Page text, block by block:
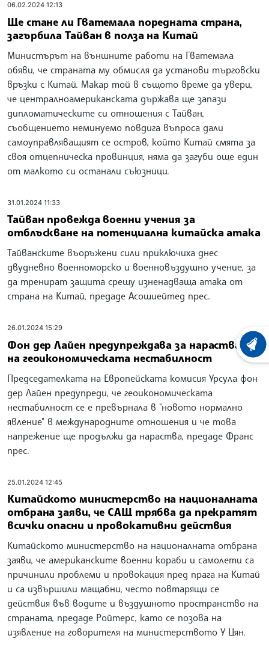
06.02.2024 12:13
Ще стане ли Гватемала поредната страна,
загърбила Тайван в полза на Китай
Министърът на външните работи на Гватемала
обяви, че страната му обмисля да установи търговски
връзки с Китай. Макар той в същото време да увери,
че централноамериканската държава ще запази
дипломатическите си отношения с Тайван,
съобщението неминуемо повдига въпроса дали
самоуправляващият се остров, който Китай смята за
своя отцепническа провинция, няма да загуби още един
от малкото си останали съюзници.
31.01.2024 11:33
Тайван провежда военни учения за
отблъскване на потенциална китайска атака
Тайванските въоръжени сили приключиха днес
двудневно военноморско и военновъздушно учение, за
да тренират защита срещу изненадваща атака от
страна на Китай, предаде Асошиейтед прес.
26.01.2024 15:29
Фон дер Лайен предупреждава за нарастване
на геоикономическата нестабилност
Председателката на Европейската комисия Урсула фон
дер Лайен предупреди, че геоикономическата
нестабилност се е превърнала в "новото нормално
явление" в международните отношения и че това
напрежение ще продължи да нараства, предаде Франс
прес.
25.01.2024 12:45
Китайското министерство на националната
отбрана заяви, че САЩ трябва да прекратят
всички опасни и провокативни действия
Китайското министерство на националната отбрана
заяви, че американските военни кораби и самолети са
причинили проблеми и провокация пред прага на Китай
и са извършили мащабни, често повтарящи се
действия във водите и въздушното пространство на
страната, предаде Ройтерс, като се позова на
изявление на говорителя на министерството У Цян.